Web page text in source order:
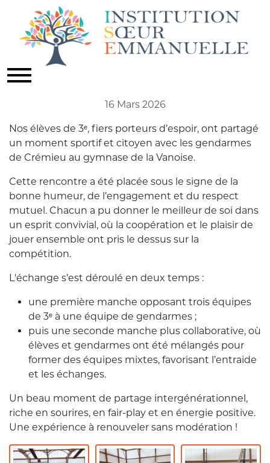
RENCONTRE SPORTIVE
16 Mars 2026
Nos élèves de 3ᵉ, fiers porteurs d’espoir, ont partagé
un moment sportif et citoyen avec les gendarmes
de Crémieu au gymnase de la Vanoise.
Cette rencontre a été placée sous le signe de la
bonne humeur, de l’engagement et du respect
mutuel. Chacun a pu donner le meilleur de soi dans
un esprit convivial, où la coopération et le plaisir de
jouer ensemble ont pris le dessus sur la
compétition.
L'échange s’est déroulé en deux temps :
une première manche opposant trois équipes
de 3ᵉ à une équipe de gendarmes ;
puis une seconde manche plus collaborative, où
élèves et gendarmes ont été mélangés pour
former des équipes mixtes, favorisant l’entraide
et les échanges.
Un beau moment de partage intergénérationnel,
riche en sourires, en fair-play et en énergie positive.
Une expérience à renouveler sans modération !